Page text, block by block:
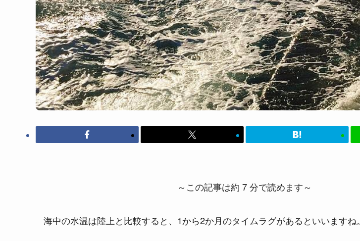
～この記事は約 7 分で読めます～
海中の水温は陸上と比較すると、1から2か月のタイムラグがあるといいますね。